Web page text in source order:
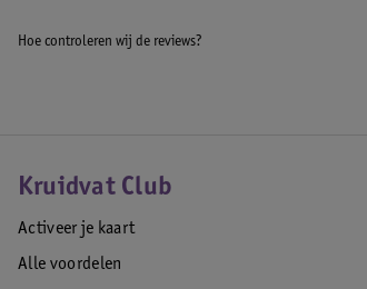
Hoe controleren wij de reviews?
Kruidvat Club
Activeer je kaart
Alle voordelen